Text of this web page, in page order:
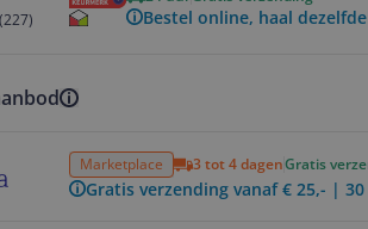
(227) Bestel online, haal
Marketplace 3 tot 4 dagenGratis
Gratis verzending vanaf € 25,- |